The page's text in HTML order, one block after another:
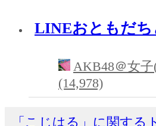
LINEおともだ
AKB48＠女
(14,978)
「こじはる」に関する